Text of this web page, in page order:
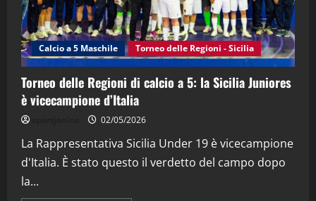
4
"SportEmpire" in Podcast Sport News
“SportEmpire” in Podcast: 27^ Puntata
(Martedi 14 Aprile 2026)
15/04/2026
"SportEmpire" in Podcast
“SportEmpire” in Podcast: 26^ Puntata
08/04/2026
Calcio a 5 Maschile Torneo delle Regioni - Sicilia
Torneo delle Regioni di calcio a 5: la Sicilia Juniores
è vicecampione d’Italia
02/05/2026
La Rappresentativa Sicilia Under 19 è vicecampione
d'Italia. È stato questo il verdetto del campo dopo
la...